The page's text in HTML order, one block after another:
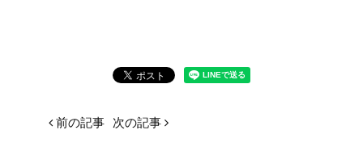
前の記事 次の記事